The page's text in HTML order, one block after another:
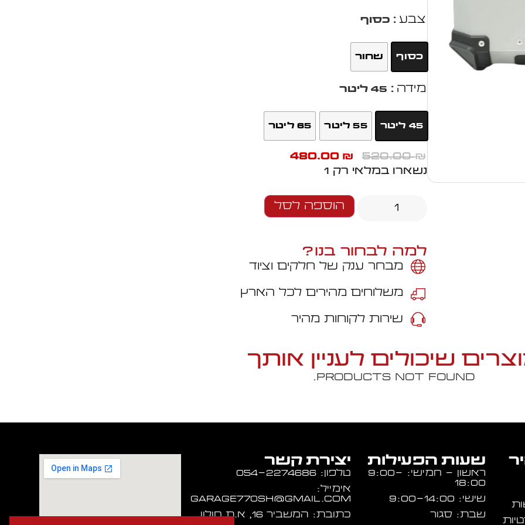
צבע : כסוף
כסוף שחור
מידה : 45 ליטר
45 ליטר 55 ליטר 65 ליטר
520.00₪
480.00 ₪
נשארו במלאי רק 1
הוספה לסל
למה לבחור בנו?
מבחר ענק של חלקים וציוד
משלוחים מהירים לכל הארץ
שירות לקוחות מהיר
שיכולים לעניין אותך
Products not found.
שעות הפעילות
ראשון - חמישי: 9:00-
18:00
שישי: 9:00-14:00
שבת: סגור
יצירת קשר
טלפון: 054-2274686
אימייל:
garage770sh@gmail.com
כתובת: המשביר 16, א.ת חולון